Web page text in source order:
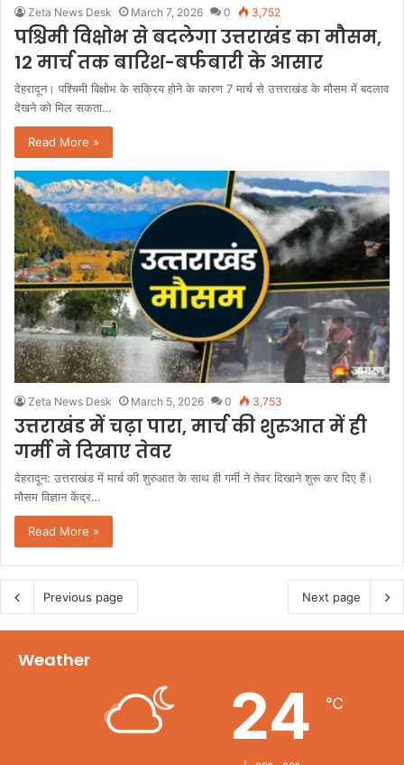
Zeta News Desk March 7, 2026 0 3,752
पश्चिमी विक्षोभ से बदलेगा उत्तराखंड का मौसम,
12 मार्च तक बारिश-बर्फबारी के आसार
देहरादून। पश्चिमी विक्षोभ के सक्रिय होने के कारण 7 मार्च से उत्तराखंड के मौसम में बदलाव
देखने को मिल सकता…
Read More »
Zeta News Desk March 5, 2026 0 3,753
उत्तराखंड में चढ़ा पारा, मार्च की शुरुआत में ही
गर्मी ने दिखाए तेवर
देहरादून: उत्तराखंड में मार्च की शुरुआत के साथ ही गर्मी ने तेवर दिखाने शुरू कर दिए हैं।
मौसम विज्ञान केंद्र…
Read More »
Previous page Next page
Weather
24 ℃